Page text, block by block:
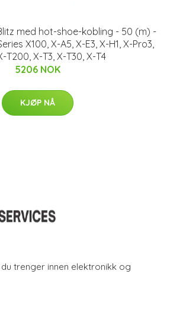
med hot-shoe-kobling - 50 (m) -
X100, X-A5, X-E3, X-H1, X-Pro3,
T200, X-T3, X-T30, X-T4
5206 NOK
KJØP NÅ
trenger innen elektronikk og